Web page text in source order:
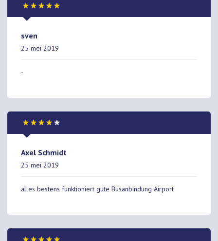
sven
25 mei 2019
-
Axel Schmidt
25 mei 2019
alles bestens funktioniert gute Busanbindung Airport